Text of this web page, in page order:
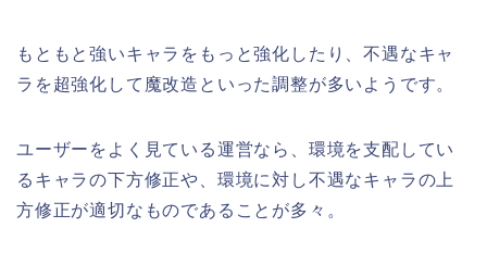
もともと強いキャラをもっと強化したり、不遇なキャ
ラを超強化して魔改造といった調整が多いようです。
ユーザーをよく見ている運営なら、環境を支配してい
るキャラの下方修正や、環境に対し不遇なキャラの上
方修正が適切なものであることが多々。